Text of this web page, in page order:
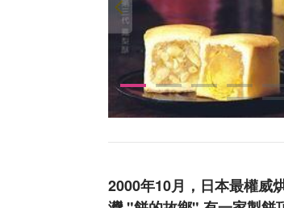
2000年10月，日本最權威